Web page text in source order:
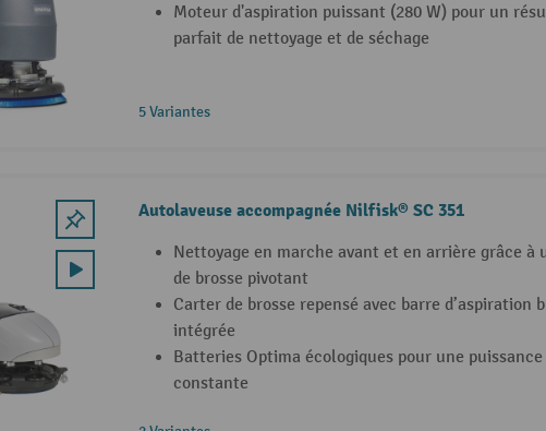
Moteur d'aspiration puissant (280 W) pour un
parfait de nettoyage et de séchage
5 Variantes
Autolaveuse accompagnée Nilfisk® SC 351
Nettoyage en marche avant et en arrière grâce à
de brosse pivotant
Carter de brosse repensé avec barre d’aspiration
intégrée
Batteries Optima écologiques pour une puissance
constante